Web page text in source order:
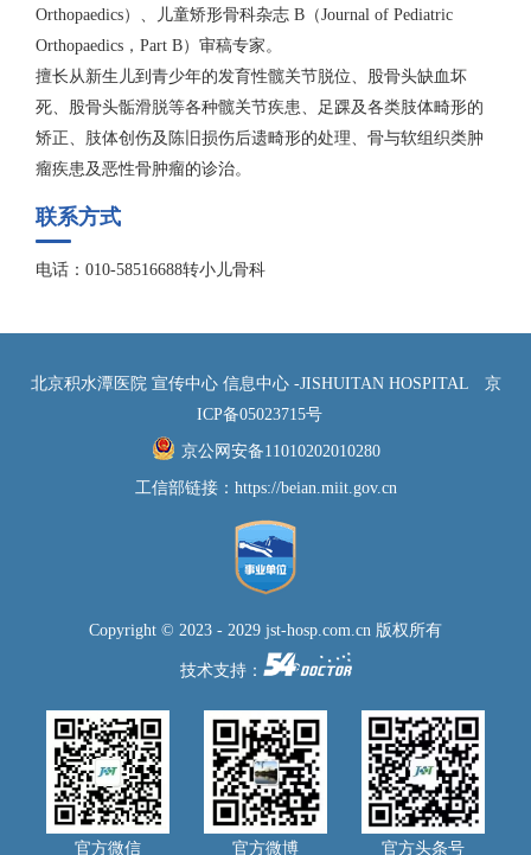
Orthopaedics）、儿童矫形骨科杂志 B（Journal of Pediatric
Orthopaedics，Part B）审稿专家。
擅长从新生儿到青少年的发育性髋关节脱位、股骨头缺血坏
死、股骨头骺滑脱等各种髋关节疾患、足踝及各类肢体畸形的
矫正、肢体创伤及陈旧损伤后遗畸形的处理、骨与软组织类肿
瘤疾患及恶性骨肿瘤的诊治。
联系方式
电话：010-58516688转小儿骨科
北京积水潭医院 宣传中心 信息中心 -JISHUITAN HOSPITAL
京
ICP备05023715号
京公网安备11010202010280
工信部链接： https://beian.miit.gov.cn
Copyright © 2023 - 2029 jst-hosp.com.cn 版权所有
技术支持：
官方微信 官方微博 官方头条号